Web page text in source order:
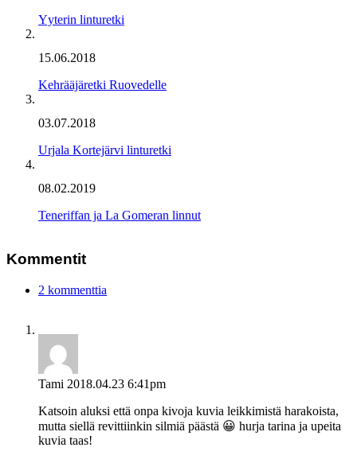
Yyterin linturetki
15.06.2018
Kehrääjäretki Ruovedelle
03.07.2018
Urjala Kortejärvi linturetki
08.02.2019
Teneriffan ja La Gomeran linnut
Kommentit
2 kommenttia
Tami 2018.04.23 6:41pm
Katsoin aluksi että onpa kivoja kuvia leikkimistä harakoista,
mutta siellä revittiinkin silmiä päästä 😀 hurja tarina ja upeita
kuvia taas!